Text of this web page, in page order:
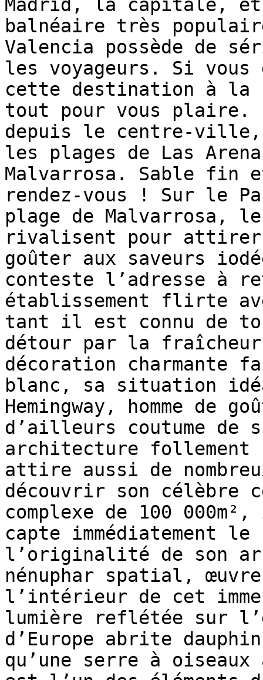
Madrid, la capitale,
balnéaire très
Valencia possède de
les voyageurs. Si vous
cette destination à la
tout pour vous plaire.
depuis le centre-
les plages de Las
Malvarrosa. Sable fin
rendez-vous ! Sur le
plage de Malvarrosa,
rivalisent pour attirer
goûter aux saveurs
conteste l’adresse à
établissement flirte
tant il est connu de
détour par la
décoration charmante
blanc, sa situation
Hemingway, homme
d’ailleurs coutume de
architecture follement
attire aussi de
découvrir son célèbre
complexe de 100
capte immédiatement le
l’originalité de son
nénuphar spatial,
l’intérieur de cet
lumière reflétée sur
d’Europe abrite
qu’une serre à oiseaux